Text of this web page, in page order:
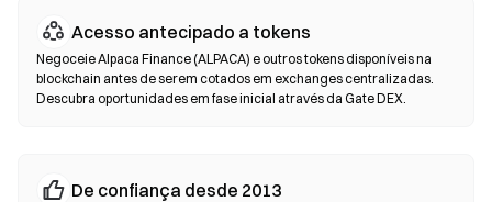
carteira. Algumas carteiras também oferecem uma rampa de
entrada fiduciária, permitindo-lhe comprar ALPACA com cartão
de crédito sem passar primeiro por uma exchange. Faça sempre
uma cópia de segurança da sua frase de recuperação e verifique
Acesso antecipado a tokens
Negoceie Alpaca Finance (ALPACA) e outros tokens disponíveis na
blockchain antes de serem cotados em exchanges centralizadas.
Descubra oportunidades em fase inicial através da Gate DEX.
De confiança desde 2013